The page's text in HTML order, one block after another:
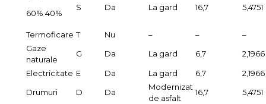
60% 40%
S Da La gard 16,7 5,4751
Termoficare T Nu – –
–
Gaze
naturale
G Da La gard 6,7 2,1966
Electricitate E Da La gard 6,7
2,1966
Drumuri
D Da
Modernizat
de asfalt
16,7 5,4751